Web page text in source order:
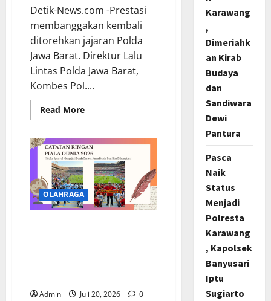
Detik-News.com -Prestasi
membanggakan kembali
ditorehkan jajaran Polda
Jawa Barat. Direktur Lalu
Lintas Polda Jawa Barat,
Kombes Pol....
Read MoreRead
more
Jabar
Raih
Juara
Ganda
Eksekutif
pada
Kejuaraan
Tenis
OLAHRAGA
Admin Juli 20, 2026 0
Karawang
,
Dimeriahk
an Kirab
Budaya
dan
Sandiwara
Dewi
Pantura
Pasca
Naik
Status
Menjadi
Polresta
Karawang
, Kapolsek
Banyusari
Iptu
Sugiarto